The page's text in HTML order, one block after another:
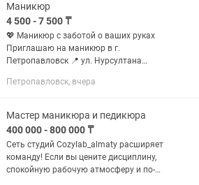
Маникюр
4 500 - 7 500 ₸
💖 Маникюр с заботой о ваших руках
Приглашаю на маникюр в г.
Петропавловск 📍 ул. Нурсултана
маникюр с покрытием • наращивание •
Петропавловск, вчера
Мастер маникюра и педикюра
400 000 - 800 000 ₸
Сеть студий Cozylab_almaty расширяет
команду! Если вы цените дисциплину,
спокойную рабочую атмосферу и по-